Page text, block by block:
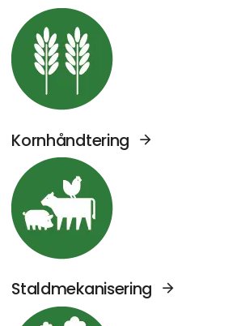
Kornhåndtering
Staldmekanisering